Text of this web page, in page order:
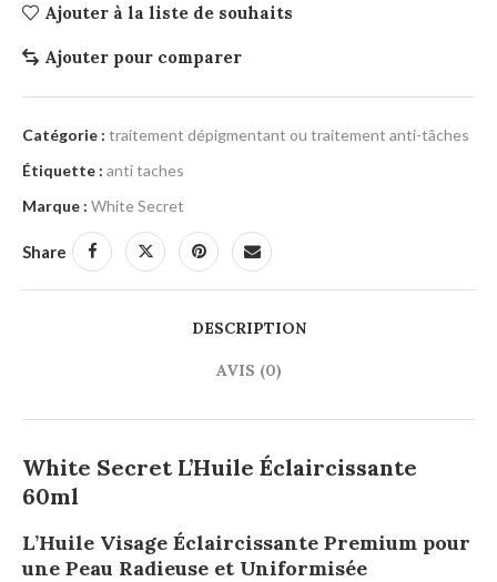
Ajouter à la liste de souhaits
Ajouter pour comparer
Catégorie : traitement dépigmentant ou traitement anti-tâches
Étiquette : anti taches
Marque : White Secret
Share
DESCRIPTION
AVIS (0)
White Secret L’Huile Éclaircissante
60ml
L’Huile Visage Éclaircissante Premium pour
une Peau Radieuse et Uniformisée